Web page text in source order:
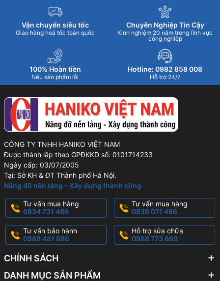
Vận chuyển siêu tốc
Giao hàng hoả tốc toàn quốc
Chuyên Nghiệp Tin Cậy
Kinh nghiệm 20 năm trong lĩnh vực
công nghiệp
100% Hoàn tiền
Nếu sản phẩm lỗi
Hotline: 0982 858 008
Hỗ trợ 24/7
CÔNG TY TNHH HANIKO VIỆT NAM
Được thành lập theo GPĐKKD số: 0101714233
Ngày cấp: 03/07/2005
Tại: Sở KH & ĐT Thành phố Hà Nội.
Nâng đỡ nền tảng - Xây dựng thành công
Tư vấn mua hàng
0834 731 486
Tư vấn mua hàng
0838 071 486
Tư vấn bảo hành
0988 481 886
Hỗ trợ sửa chữa
0988 773 669
CHÍNH SÁCH
DANH MỤC SẢN PHẨM